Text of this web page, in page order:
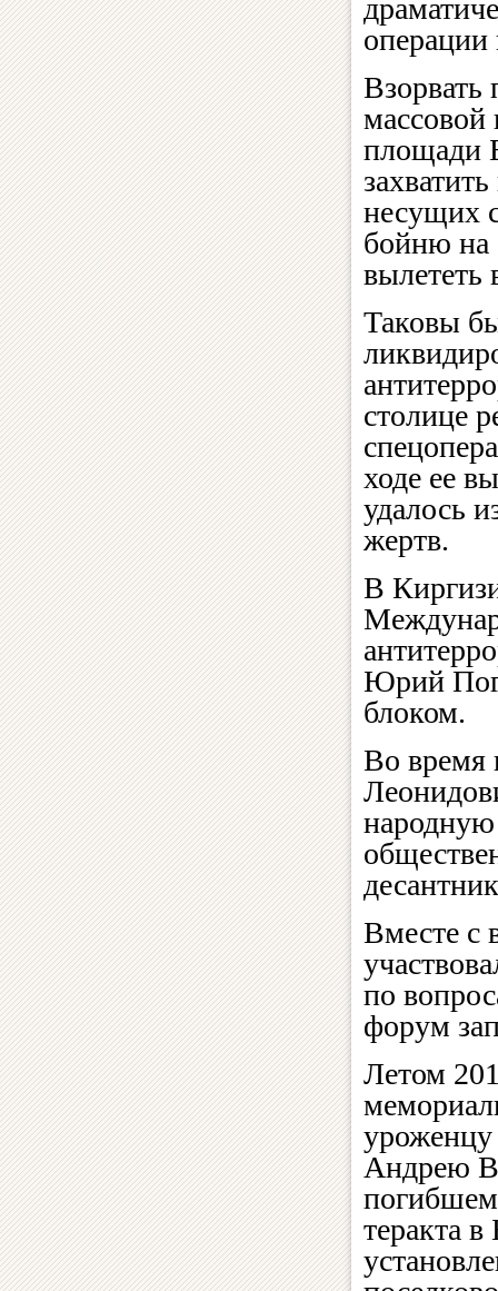
операции
Взорвать
массовой
площади
несущих
бойню на
Таковы
столице
ходе ее
удалось
жертв.
В
Юрий
блоком.
Во время
народную
Вместе с
по
форум
Летом
Андрею
теракта